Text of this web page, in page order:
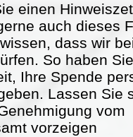
einen
auch dieses
dass wir
So haben
Ihre Spende
Lassen Sie
vom
vorzeigen